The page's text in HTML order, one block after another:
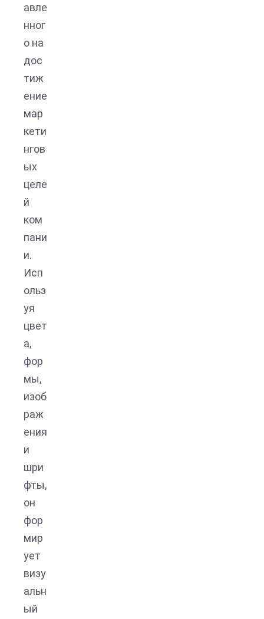
авле
нног
о на
дос
тиж
ение
мар
кети
нгов
ых
целе
й
ком
пани
и.
Исп
ольз
уя
цвет
а,
фор
мы,
изоб
раж
ения
и
шри
фты,
он
фор
мир
ует
визу
альн
ый